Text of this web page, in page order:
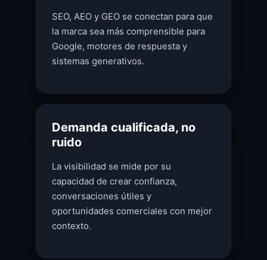
SEO, AEO y GEO se conectan para que
la marca sea más comprensible para
Google, motores de respuesta y
sistemas generativos.
Demanda cualificada, no
ruido
La visibilidad se mide por su
capacidad de crear confianza,
conversaciones útiles y
oportunidades comerciales con mejor
contexto.